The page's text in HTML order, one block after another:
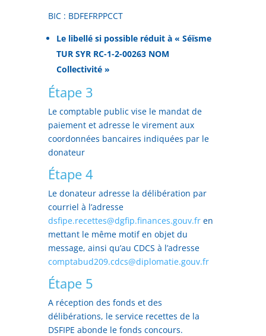
BIC : BDFEFRPPCCT
Le libellé si possible réduit à « Séïsme
TUR SYR RC-1-2-00263 NOM
Collectivité »
Étape 3
Le comptable public vise le mandat de
paiement et adresse le virement aux
coordonnées bancaires indiquées par le
donateur
Étape 4
Le donateur adresse la délibération par
courriel à l’adresse
dsfipe.recettes@dgfip.finances.gouv.fren
mettant le même motif en objet du
message, ainsi qu’au CDCS à l’adresse
comptabud209.cdcs@diplomatie.gouv.fr
Étape 5
A réception des fonds et des
délibérations, le service recettes de la
DSFIPE abonde le fonds concours.